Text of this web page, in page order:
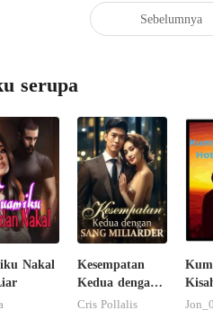
Sebelumnya
serupa
Nakal
Kesempatan
Kedua dengan
Sang Miliarder
Cris Pollalis